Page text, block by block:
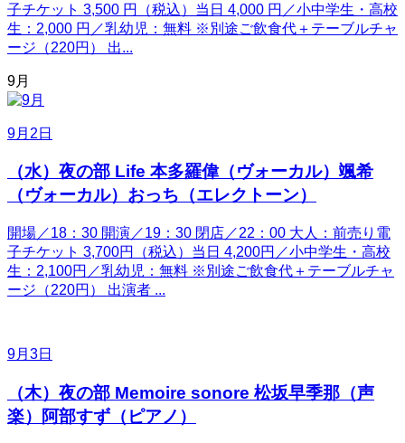
子チケット 3,500 円（税込）当日 4,000 円／小中学生・高校
生：2,000 円／乳幼児：無料 ※別途ご飲食代＋テーブルチャ
ージ（220円） 出...
9月
9月2日
（水）夜の部 Life 本多羅偉（ヴォーカル）颯希
（ヴォーカル）おっち（エレクトーン）
開場／18：30 開演／19：30 閉店／22：00 大人：前売り電
子チケット 3,700円（税込）当日 4,200円／小中学生・高校
生：2,100円／乳幼児：無料 ※別途ご飲食代＋テーブルチャ
ージ（220円） 出演者 ...
9月3日
（木）夜の部 Memoire sonore 松坂早季那（声
楽）阿部すず（ピアノ）